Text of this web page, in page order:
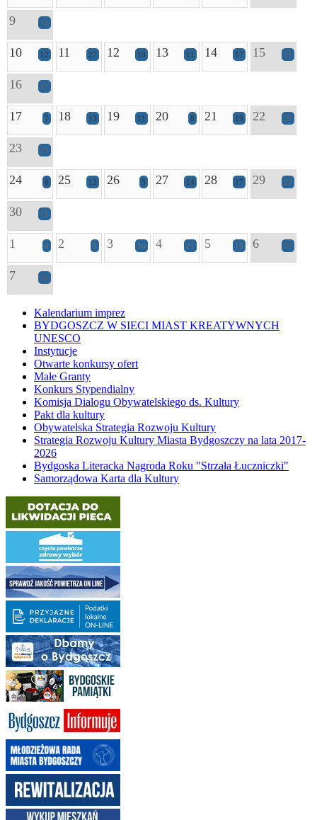
9 18
10 12 11 27 12 10 13 11 14 17 15 31
16 17
17 7 18 13 19 11 20 8 21 19 22 27
23 23
24 8 25 13 26 5 27 14 28 17 29 23
30 15
1 4 2 5 3 16 4 21 5 15 6 37
7 24
Kalendarium imprez
BYDGOSZCZ W SIECI MIAST KREATYWNYCH
UNESCO
Instytucje
Otwarte konkursy ofert
Małe Granty
Konkurs Stypendialny
Komisja Dialogu Obywatelskiego ds. Kultury
Pakt dla kultury
Obywatelska Strategia Rozwoju Kultury
Strategia Rozwoju Kultury Miasta Bydgoszczy na lata 2017-
2026
Bydgoska Literacka Nagroda Roku "Strzała Łuczniczki"
Samorządowa Karta dla Kultury